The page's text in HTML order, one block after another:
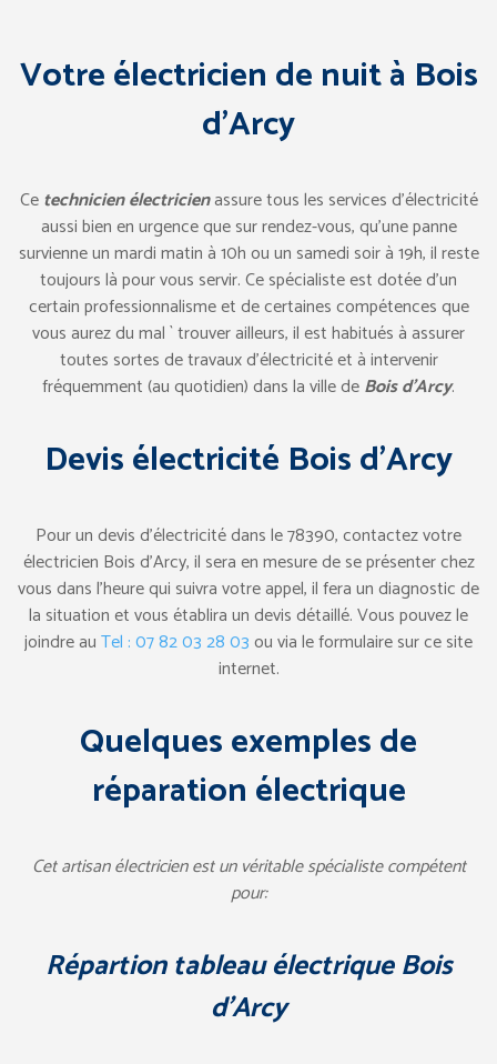
Votre électricien de nuit à Bois
d’Arcy
Cetechnicien électricienassure tous les services d’électricité
aussi bien en urgence que sur rendez-vous, qu’une panne
survienne un mardi matin à 10h ou un samedi soir à 19h, il reste
toujours là pour vous servir. Ce spécialiste est dotée d’un
certain professionnalisme et de certaines compétences que
vous aurez du mal ` trouver ailleurs, il est habitués à assurer
toutes sortes de travaux d’électricité et à intervenir
fréquemment (au quotidien) dans la ville deBois d’Arcy.
Devis électricité Bois d’Arcy
Pour un devis d’électricité dans le 78390, contactez votre
électricien Bois d’Arcy, il sera en mesure de se présenter chez
vous dans l’heure qui suivra votre appel, il fera un diagnostic de
la situation et vous établira un devis détaillé. Vous pouvez le
joindre auTel : 07 82 03 28 03ou via le formulaire sur ce site
internet.
Quelques exemples de
réparation électrique
Cet artisan électricien est un véritable spécialiste compétent
pour:
Répartion tableau électrique Bois
d’Arcy